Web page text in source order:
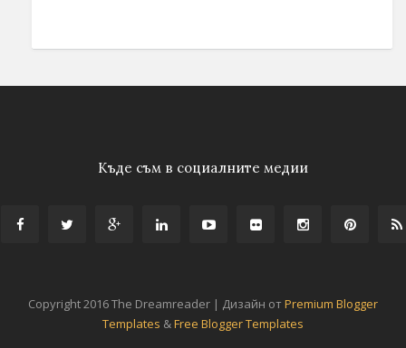
Къде съм в социалните медии
Copyright 2016 The Dreamreader | Дизайн отPremium Blogger
Templates &Free Blogger Templates